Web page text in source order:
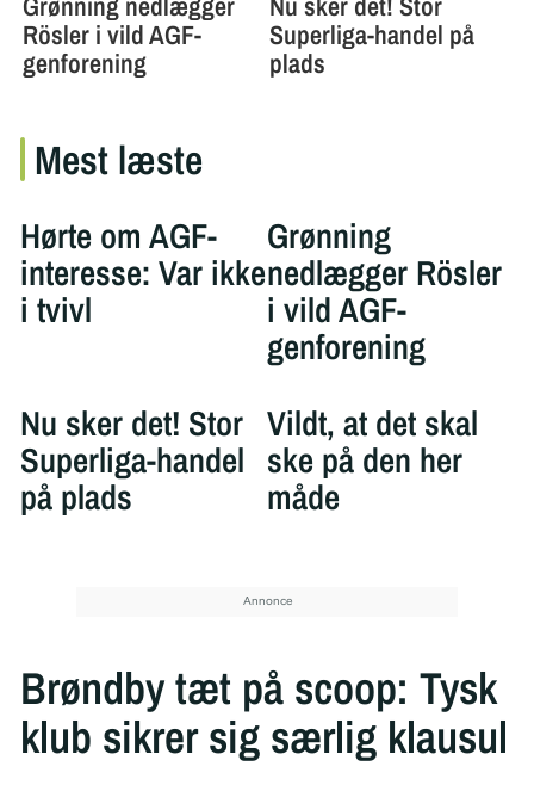
Mest læste
Hørte om AGF-
interesse: Var ikke
i tvivl
Grønning
nedlægger Rösler
i vild AGF-
genforening
Nu sker det! Stor
Superliga-handel
på plads
Vildt, at det skal
ske på den her
måde
Brøndby tæt på scoop: Tysk
klub sikrer sig særlig klausul